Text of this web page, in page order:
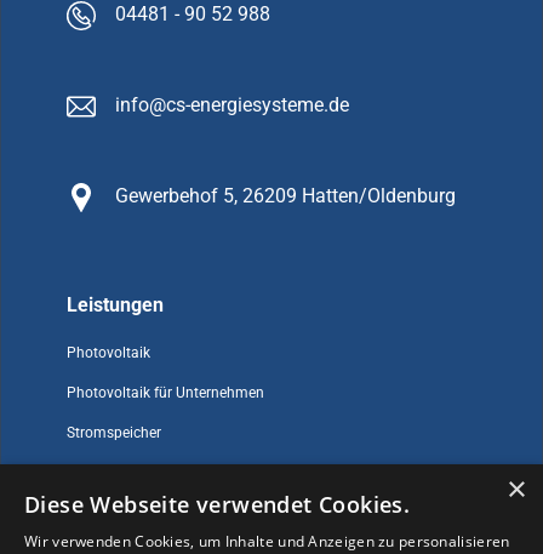
04481 - 90 52 988
info@cs-energiesysteme.de
Gewerbehof 5, 26209 Hatten/Oldenburg
Leistungen
Photovoltaik
Photovoltaik für Unternehmen
Stromspeicher
Sonstiges
×
Diese Webseite verwendet Cookies.
Wir verwenden Cookies, um Inhalte und Anzeigen zu personalisieren